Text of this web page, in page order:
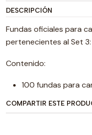
DESCRIPCIÓN
Fundas oficiales para
pertenecientes al Set
Contenido:
100 fundas para
COMPARTIR ESTE